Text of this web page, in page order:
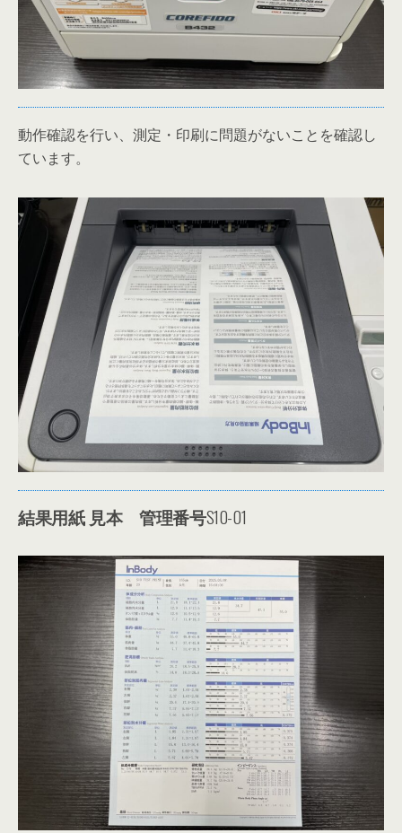
動作確認を行い、測定・印刷に問題がないことを確認し
ています。
結果用紙 見本管理番号S10-01